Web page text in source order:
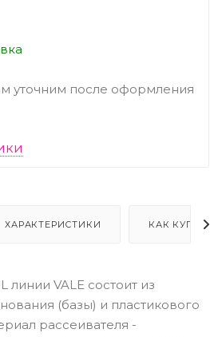
уточним после оформления
ХАРАКТЕРИСТИКИ КАК КУПИТЬ
линии VALE состоит из
(базы) и пластикового
рассеивателя -